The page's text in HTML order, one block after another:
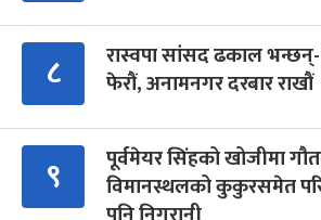
८
रास्वपा सांसद ढकाल
फेरौं, अनामनगर दरबार राखौं
९
पूर्वमेयर सिंहको खोजीमा
विमानस्थलको कुकुरसमेत